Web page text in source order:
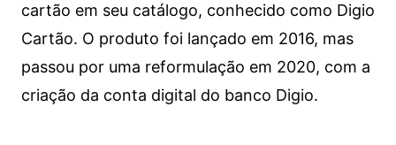
cartão em seu catálogo, conhecido como Digio
Cartão. O produto foi lançado em 2016, mas
passou por uma reformulação em 2020, com a
criação da conta digital do banco Digio.